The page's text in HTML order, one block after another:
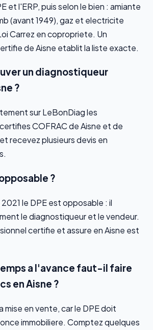
et l'ERP, puis selon le bien : amiante
(avant 1949), gaz et electricite
Carrez en copropriete. Un
de Aisne etablit la liste exacte.
un diagnostiqueur
?
sur LeBonDiag les
COFRAC de Aisne et de
recevez plusieurs devis en
?
le DPE est opposable : il
le diagnostiqueur et le vendeur.
certifie et assure en Aisne est
a l'avance faut-il faire
en Aisne ?
mise en vente, car le DPE doit
immobiliere. Comptez quelques